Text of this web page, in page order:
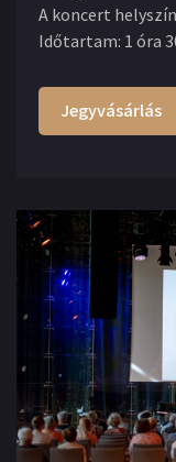
A koncert
Időtartam: 1 óra
Jegyvásárlás